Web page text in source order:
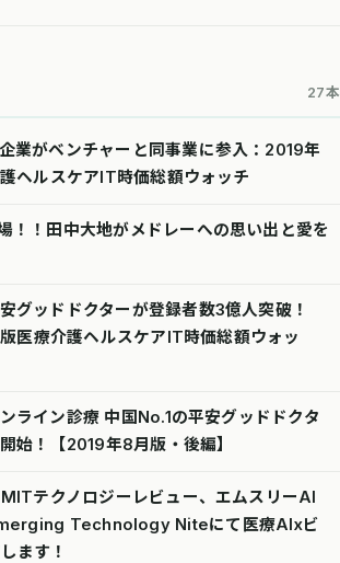
27本
企業がベンチャーと同事業に参入：2019年
ヘルスケアIT時価総額ウォッチ
！！田中大地がメドレーへの思い出と愛を
安グッドドクターが登録者数3億人突破！
医療介護ヘルスケアIT時価総額ウォッ
ンライン診療 中国No.1の平安グッドドクタ
始！【2019年8月版・後編】
MITテクノロジーレビュー、エムスリーAI
Technology Niteにて医療AIxビ
ます！